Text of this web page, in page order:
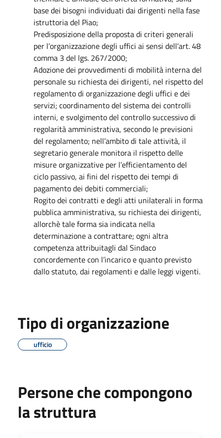
base dei bisogni individuati dai dirigenti nella fase
istruttoria del Piao;
Predisposizione della proposta di criteri generali
per l’organizzazione degli uffici ai sensi dell’art. 48
comma 3 del lgs. 267/2000;
Adozione dei provvedimenti di mobilità interna del
personale su richiesta dei dirigenti, nel rispetto del
regolamento di organizzazione degli uffici e dei
servizi; coordinamento del sistema dei controlli
interni, e svolgimento del controllo successivo di
regolarità amministrativa, secondo le previsioni
del regolamento; nell’ambito di tale attività, il
segretario generale monitora il rispetto delle
misure organizzative per l’efficientamento del
ciclo passivo, ai fini del rispetto dei tempi di
pagamento dei debiti commerciali;
Rogito dei contratti e degli atti unilaterali in forma
pubblica amministrativa, su richiesta dei dirigenti,
allorchè tale forma sia indicata nella
determinazione a contrattare; ogni altra
competenza attribuitagli dal Sindaco
concordemente con l’incarico e quanto previsto
dallo statuto, dai regolamenti e dalle leggi vigenti.
Tipo di organizzazione
ufficio
Persone che compongono
la struttura